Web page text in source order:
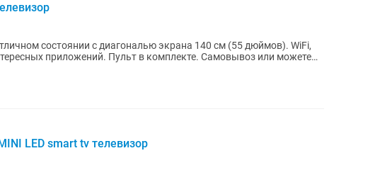
состоянии с диагональю экрана 140 см (55 дюймов). WiFi,
в комплекте. Самовывоз или можете
LED smart tv телевизор